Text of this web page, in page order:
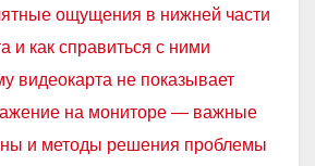
ощущения в нижней части
и как справиться с ними
видеокарта не показывает
на мониторе — важные
и методы решения проблемы